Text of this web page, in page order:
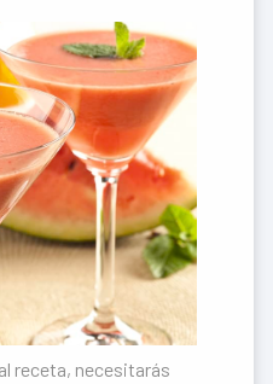
receta, necesitarás